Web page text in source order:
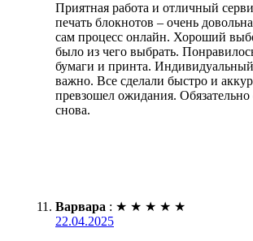
Приятная работа и отличный
печать блокнотов – очень
сам процесс онлайн. Хороший
было из чего выбрать.
бумаги и принта.
важно. Все сделали быстро и
превзошел ожидания.
снова.
Варвара : ★ ★ ★ ★ ★
22.04.2025